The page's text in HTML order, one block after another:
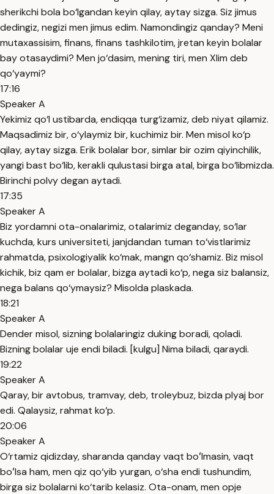
sherikchi bola bo‘lgandan keyin qilay, aytay sizga. Siz jimus
dedingiz, negizi men jimus edim. Namondingiz qanday? Meni
mutaxassisim, finans, finans tashkilotim, jretan keyin bolalar
bay otasaydimi? Men jo‘dasim, mening tiri, men Xlim deb
qo‘yaymi?
17:16
Speaker A
Yekimiz qo‘l ustibarda, endiqqa turg‘izamiz, deb niyat qilamiz.
Maqsadimiz bir, o‘ylaymiz bir, kuchimiz bir. Men misol ko‘p
qilay, aytay sizga. Erik bolalar bor, simlar bir ozim qiyinchilik,
yangi bast bo‘lib, kerakli qulustasi birga atal, birga bo‘libmizda.
Birinchi polvy degan aytadi.
17:35
Speaker A
Biz yordamni ota-onalarimiz, otalarimiz deganday, so‘lar
kuchda, kurs universiteti, janjdandan tuman to‘vistlarimiz
rahmatda, psixologiyalik ko‘mak, mangn qo‘shamiz. Biz misol
kichik, biz qam er bolalar, bizga aytadi ko‘p, nega siz balansiz,
nega balans qo‘ymaysiz? Misolda plaskada.
18:21
Speaker A
Dender misol, sizning bolalaringiz duking boradi, qoladi.
Bizning bolalar uje endi biladi. [kulgu] Nima biladi, qaraydi.
19:22
Speaker A
Qaray, bir avtobus, tramvay, deb, troleybuz, bizda plyaj bor
edi. Qalaysiz, rahmat ko‘p.
20:06
Speaker A
O‘rtamiz qidizday, sharanda qanday vaqt boʻlmasin, vaqt
boʻlsa ham, men qiz qo‘yib yurgan, o‘sha endi tushundim,
birga siz bolalarni ko‘tarib kelasiz. Ota-onam, men opje